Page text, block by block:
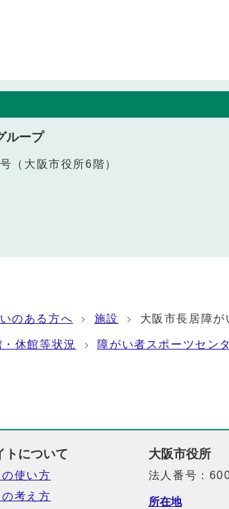
ループ
大阪市役所6階）
のある方へ 施設 大阪市長居障が
休館等状況
障がい者スポーツセン
トについて
使い方
考え方
大阪市役所
法人番号：
所在地